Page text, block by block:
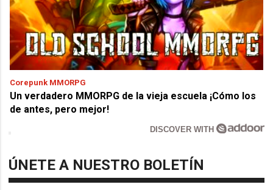
Corepunk MMORPG
Un verdadero MMORPG de la vieja escuela ¡Cómo los
de antes, pero mejor!
DISCOVER WITH
ÚNETE A NUESTRO BOLETÍN